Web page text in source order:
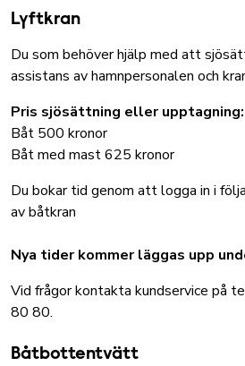
Lyftkran
Du som behöver hjälp med att
assistans av hamnpersonalen och
Pris sjösättning eller upptagning:
Båt 500 kronor
Båt med mast 625 kronor
Du bokar tid genom att logga in i
av båtkran
Nya tider kommer läggas upp
Vid frågor kontakta kundservice på
80 80.
Båtbottentvätt